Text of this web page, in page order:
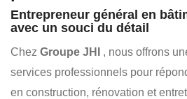
Entrepreneur général en
avec un souci du détail
Chez Groupe JHI
, nous offrons
services professionnels pour
en construction, rénovation et